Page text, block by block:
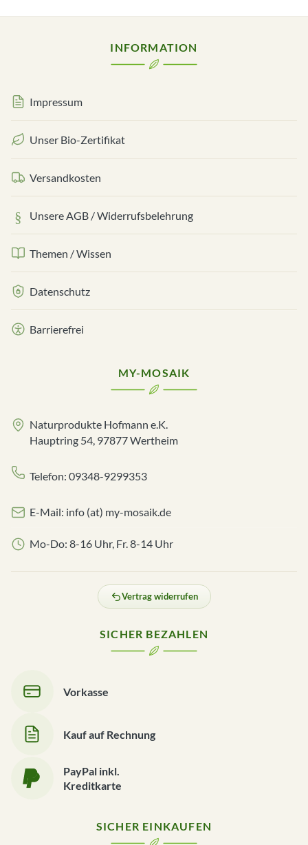
INFORMATION
Impressum
Unser Bio-Zertifikat
Versandkosten
Unsere AGB / Widerrufsbelehrung
Themen / Wissen
Datenschutz
Barrierefrei
MY-MOSAIK
Naturprodukte Hofmann e.K.
Hauptring 54, 97877 Wertheim
Telefon: 09348-9299353
E-Mail: info (at) my-mosaik.de
Mo-Do: 8-16 Uhr, Fr. 8-14 Uhr
Vertrag widerrufen
SICHER BEZAHLEN
Vorkasse
Kauf auf Rechnung
PayPal inkl.
Kreditkarte
SICHER EINKAUFEN